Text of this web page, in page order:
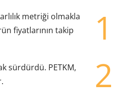
metriği olmakla
fiyatlarının takip
sürdürdü. PETKM,
1
2